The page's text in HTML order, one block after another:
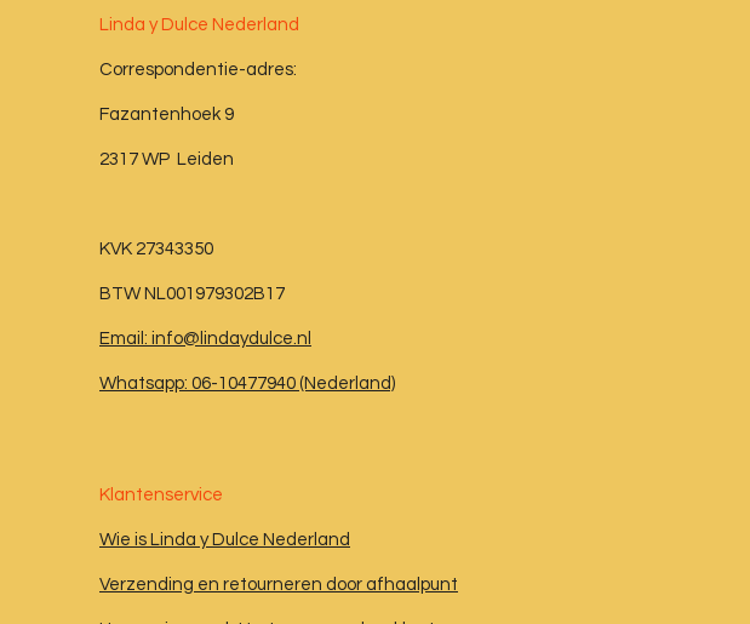
Linda y Dulce Nederland
Correspondentie-adres:
Fazantenhoek 9
2317 WP Leiden
KVK 27343350
BTW NL001979302B17
Email: info@lindaydulce.nl
Whatsapp: 06-10477940 (Nederland)
Klantenservice
Wie is Linda y Dulce Nederland
Verzending en retourneren door afhaalpunt